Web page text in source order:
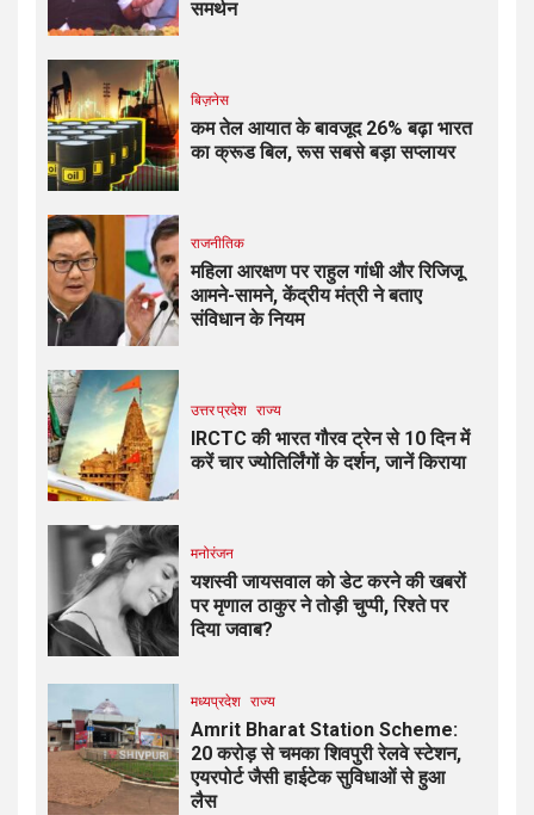
समर्थन
बिज़नेस
कम तेल आयात के बावजूद 26% बढ़ा भारत
का क्रूड बिल, रूस सबसे बड़ा सप्लायर
राजनीतिक
महिला आरक्षण पर राहुल गांधी और रिजिजू
आमने-सामने, केंद्रीय मंत्री ने बताए
संविधान के नियम
उत्तर प्रदेश राज्य
IRCTC की भारत गौरव ट्रेन से 10 दिन में
करें चार ज्योतिर्लिंगों के दर्शन, जानें किराया
मनोरंजन
यशस्वी जायसवाल को डेट करने की खबरों
पर मृणाल ठाकुर ने तोड़ी चुप्पी, रिश्ते पर
दिया जवाब?
मध्यप्रदेश राज्य
Amrit Bharat Station Scheme:
20 करोड़ से चमका शिवपुरी रेलवे स्टेशन,
एयरपोर्ट जैसी हाईटेक सुविधाओं से हुआ
लैस